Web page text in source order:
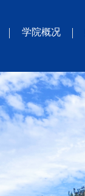
学院概况